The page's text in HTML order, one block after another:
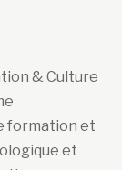
& Culture
formation et
et